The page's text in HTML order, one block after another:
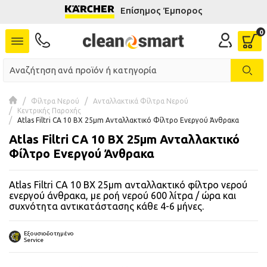
Επίσημος Έμπορος
Φίλτρα Νερού
Ανταλλακτικά Φίλτρα Νερού
Κεντρικής Παροχής
Atlas Filtri CA 10 BX 25μm Ανταλλακτικό Φίλτρο Ενεργού Άνθρακα
Atlas Filtri CA 10 BX 25μm Ανταλλακτικό
Φίλτρο Ενεργού Άνθρακα
Atlas Filtri CA 10 BX 25μm ανταλλακτικό φίλτρο νερού
ενεργού άνθρακα, με ροή νερού 600 λίτρα / ώρα και
συχνότητα αντικατάστασης κάθε 4-6 μήνες.
Εξουσιοδοτημένο
Service